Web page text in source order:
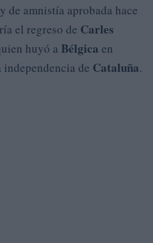
de amnistía aprobada hace
el regreso de Carles
huyó a Bélgica en
de Cataluña.